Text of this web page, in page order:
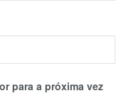
para a próxima vez